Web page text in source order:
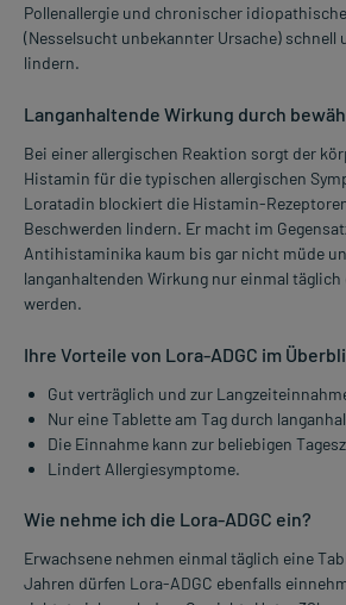
Pollenallergie und chronischer
(Nesselsucht unbekannter Ursache) schnell
lindern.
Langanhaltende Wirkung durch
Bei einer allergischen Reaktion sorgt der
Histamin für die typischen allergischen
Loratadin blockiert die Histamin-
Beschwerden lindern. Er macht im
Antihistaminika kaum bis gar nicht müde
langanhaltenden Wirkung nur einmal
werden.
Ihre Vorteile von Lora-ADGC im
Gut verträglich und zur
Nur eine Tablette am Tag durch
Die Einnahme kann zur beliebigen
Lindert Allergiesymptome.
Wie nehme ich die Lora-ADGC ein?
Erwachsene nehmen einmal täglich eine
Jahren dürfen Lora-ADGC ebenfalls